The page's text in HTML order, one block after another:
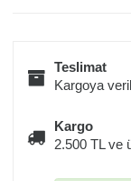
Teslimat
Kargoya
Kargo
2.500 TL ve